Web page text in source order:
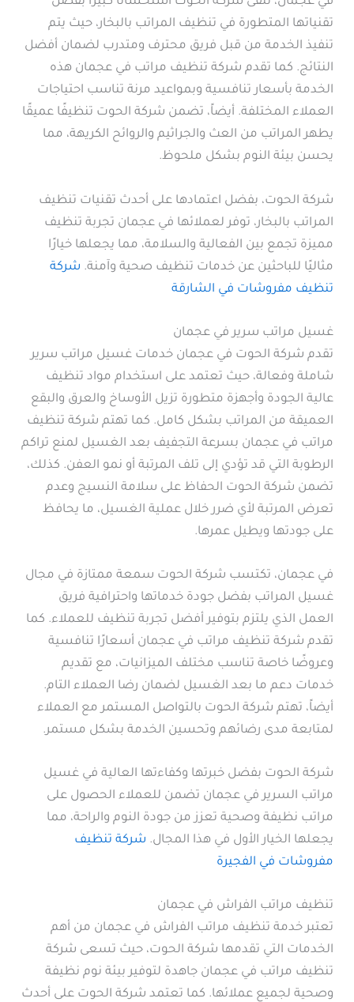
تقنياتها المتطورة في تنظيف المراتب بالبخار، حيث يتم
تنفيذ الخدمة من قبل فريق محترف ومتدرب لضمان أفضل
النتائج. كما تقدم شركة تنظيف مراتب في عجمان هذه
الخدمة بأسعار تنافسية وبمواعيد مرنة تناسب احتياجات
العملاء المختلفة. أيضاً، تضمن شركة الحوت تنظيفًا عميقًا
يطهر المراتب من العث والجراثيم والروائح الكريهة، مما
يحسن بيئة النوم بشكل ملحوظ.
شركة الحوت، بفضل اعتمادها على أحدث تقنيات تنظيف
المراتب بالبخار، توفر لعملائها في عجمان تجربة تنظيف
مميزة تجمع بين الفعالية والسلامة، مما يجعلها خيارًا
مثاليًا للباحثين عن خدمات تنظيف صحية وآمنة. شركة
تنظيف مفروشات في الشارقة
غسيل مراتب سرير في عجمان
تقدم شركة الحوت في عجمان خدمات غسيل مراتب سرير
شاملة وفعالة، حيث تعتمد على استخدام مواد تنظيف
عالية الجودة وأجهزة متطورة تزيل الأوساخ والعرق والبقع
العميقة من المراتب بشكل كامل. كما تهتم شركة تنظيف
مراتب في عجمان بسرعة التجفيف بعد الغسيل لمنع تراكم
الرطوبة التي قد تؤدي إلى تلف المرتبة أو نمو العفن. كذلك،
تضمن شركة الحوت الحفاظ على سلامة النسيج وعدم
تعرض المرتبة لأي ضرر خلال عملية الغسيل، ما يحافظ
على جودتها ويطيل عمرها.
في عجمان، تكتسب شركة الحوت سمعة ممتازة في مجال
غسيل المراتب بفضل جودة خدماتها واحترافية فريق
العمل الذي يلتزم بتوفير أفضل تجربة تنظيف للعملاء. كما
تقدم شركة تنظيف مراتب في عجمان أسعارًا تنافسية
وعروضًا خاصة تناسب مختلف الميزانيات، مع تقديم
خدمات دعم ما بعد الغسيل لضمان رضا العملاء التام.
أيضاً، تهتم شركة الحوت بالتواصل المستمر مع العملاء
لمتابعة مدى رضائهم وتحسين الخدمة بشكل مستمر.
شركة الحوت بفضل خبرتها وكفاءتها العالية في غسيل
مراتب السرير في عجمان تضمن للعملاء الحصول على
مراتب نظيفة وصحية تعزز من جودة النوم والراحة، مما
يجعلها الخيار الأول في هذا المجال. شركة تنظيف
مفروشات في الفجيرة
تنظيف مراتب الفراش في عجمان
تعتبر خدمة تنظيف مراتب الفراش في عجمان من أهم
الخدمات التي تقدمها شركة الحوت، حيث تسعى شركة
تنظيف مراتب في عجمان جاهدة لتوفير بيئة نوم نظيفة
وصحية لجميع عملائها. كما تعتمد شركة الحوت على أحدث